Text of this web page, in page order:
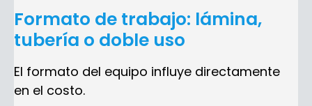
Formato de trabajo: lámina,
tubería o doble uso
El formato del equipo influye directamente
en el costo.